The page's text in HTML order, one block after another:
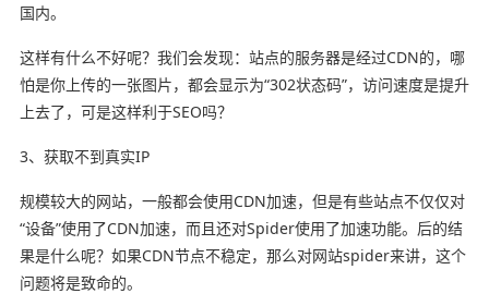
国内。
这样有什么不好呢？我们会发现：站点的服务器是经过CDN的，哪
怕是你上传的一张图片，都会显示为“302状态码”，访问速度是提升
上去了，可是这样利于SEO吗？
3、获取不到真实IP
规模较大的网站，一般都会使用CDN加速，但是有些站点不仅仅对
“设备”使用了CDN加速，而且还对Spider使用了加速功能。后的结
果是什么呢？如果CDN节点不稳定，那么对网站spider来讲，这个
问题将是致命的。